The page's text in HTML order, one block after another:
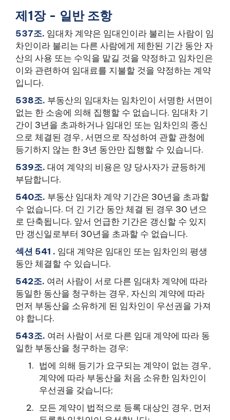
제1장 - 일반 조항
537조. 임대차 계약은 임대인이라 불리는 사람이 임
차인이라 불리는 다른 사람에게 제한된 기간 동안 자
산의 사용 또는 수익을 맡길 것을 약정하고 임차인은
이와 관련하여 임대료를 지불할 것을 약정하는 계약
입니다.
538조. 부동산의 임대차는 임차인이 서명한 서면이
없는 한 소송에 의해 집행할 수 없습니다. 임대차 기
간이 3년을 초과하거나 임대인 또는 임차인의 종신
으로 체결된 경우, 서면으로 작성하여 관할 관청에
등기하지 않는 한 3년 동안만 집행할 수 있습니다.
539조. 대여 계약의 비용은 양 당사자가 균등하게
부담합니다.
540조. 부동산 임대차 계약 기간은 30년을 초과할
수 없습니다. 더 긴 기간 동안 체결 된 경우 30 년으
로 단축됩니다. 앞서 언급한 기간은 갱신할 수 있지
만 갱신일로부터 30년을 초과할 수 없습니다.
섹션 541 . 임대 계약은 임대인 또는 임차인의 평생
동안 체결할 수 있습니다.
542조. 여러 사람이 서로 다른 임대차 계약에 따라
동일한 동산을 청구하는 경우, 자신의 계약에 따라
먼저 부동산을 소유하게 된 임차인이 우선권을 가져
야 합니다.
543조. 여러 사람이 서로 다른 임대 계약에 따라 동
일한 부동산을 청구하는 경우:
법에 의해 등기가 요구되는 계약이 없는 경우,
계약에 따라 부동산을 처음 소유한 임차인이
우선권을 갖습니다;
모든 계약이 법적으로 등록 대상인 경우, 먼저